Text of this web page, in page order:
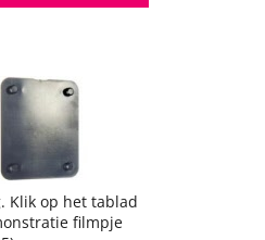
Klik op het tablad
filmpje